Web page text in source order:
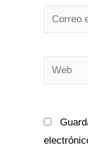
Correo
Web